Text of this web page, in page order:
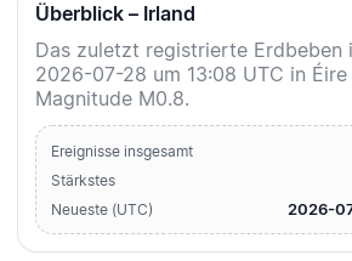
Überblick – Irland
Das zuletzt registrierte Erdbeben
2026-07-28 um 13:08 UTC in
Magnitude M0.8.
Ereignisse insgesamt
Stärkstes
Neueste (UTC) 2026-